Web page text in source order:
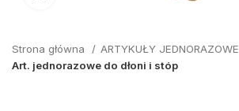
Strona główna
ARTYKUŁY JEDNORAZOWE
Art. jednorazowe do dłoni i stóp